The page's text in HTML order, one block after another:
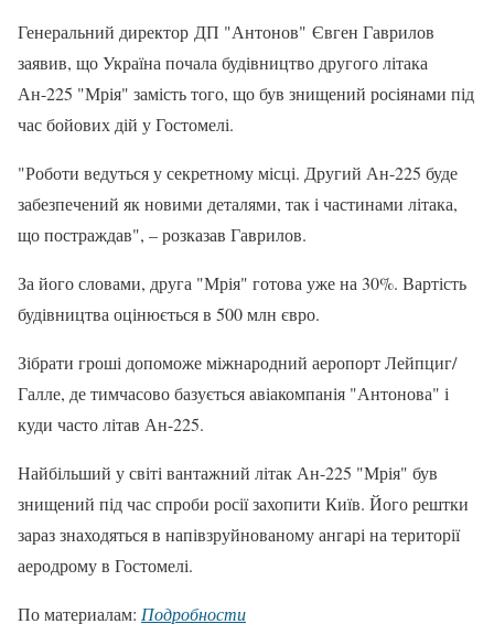
Генеральний директор ДП "Антонов" Євген Гаврилов
заявив, що Україна почала будівництво другого літака
Ан-225 "Мрія" замість того, що був знищений росіянами під
час бойових дій у Гостомелі.
"Роботи ведуться у секретному місці. Другий Ан-225 буде
забезпечений як новими деталями, так і частинами літака,
що постраждав", – розказав Гаврилов.
За його словами, друга "Мрія" готова уже на 30%. Вартість
будівництва оцінюється в 500 млн євро.
Зібрати гроші допоможе міжнародний аеропорт Лейпциг/
Галле, де тимчасово базується авіакомпанія "Антонова" і
куди часто літав Ан-225.
Найбільший у світі вантажний літак Ан-225 "Мрія" був
знищений під час спроби росії захопити Київ. Його рештки
зараз знаходяться в напівзруйнованому ангарі на території
аеродрому в Гостомелі.
По материалам: Подробности